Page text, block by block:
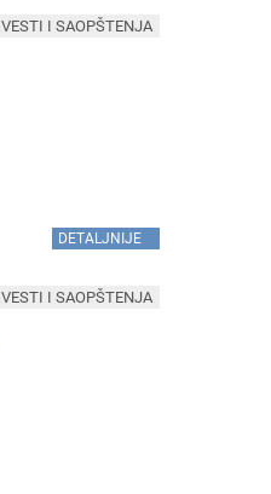
DETALJNIJE
VESTI I SAOPŠTENJA
VESTI I SAOPŠTENJA